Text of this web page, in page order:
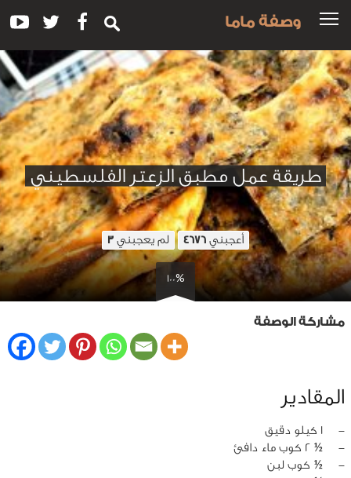
وصفة ماما
طريقة عمل مطبق الزعتر الفلسطيني
أعجبني 4676 لم يعجبني 3
100%
مشاركة الوصفة
المقادير
‏-
1 كيلو دقيق
‏-
½ 2 كوب ماء دافئ
‏-
½ كوب لبن